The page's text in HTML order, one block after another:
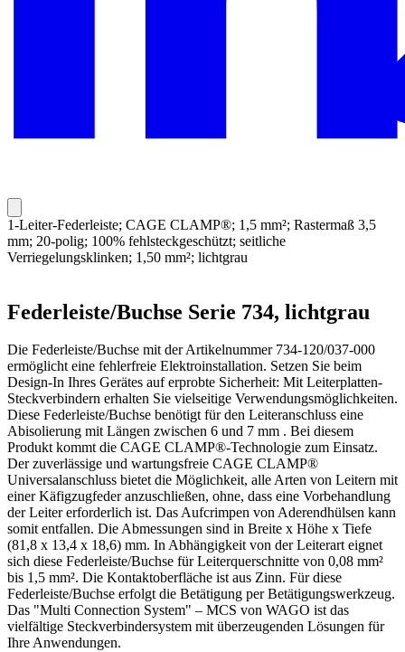
1-Leiter-Federleiste; CAGE CLAMP®; 1,5 mm²; Rastermaß 3,5
mm; 20-polig; 100% fehlsteckgeschützt; seitliche
Verriegelungsklinken; 1,50 mm²; lichtgrau
Federleiste/Buchse Serie 734, lichtgrau
Die Federleiste/Buchse mit der Artikelnummer 734-120/037-000
ermöglicht eine fehlerfreie Elektroinstallation. Setzen Sie beim
Design-In Ihres Gerätes auf erprobte Sicherheit: Mit Leiterplatten-
Steckverbindern erhalten Sie vielseitige Verwendungsmöglichkeiten.
Diese Federleiste/Buchse benötigt für den Leiteranschluss eine
Abisolierung mit Längen zwischen 6 und 7 mm . Bei diesem
Produkt kommt die CAGE CLAMP®-Technologie zum Einsatz.
Der zuverlässige und wartungsfreie CAGE CLAMP®
Universalanschluss bietet die Möglichkeit, alle Arten von Leitern mit
einer Käfigzugfeder anzuschließen, ohne, dass eine Vorbehandlung
der Leiter erforderlich ist. Das Aufcrimpen von Aderendhülsen kann
somit entfallen. Die Abmessungen sind in Breite x Höhe x Tiefe
(81,8 x 13,4 x 18,6) mm. In Abhängigkeit von der Leiterart eignet
sich diese Federleiste/Buchse für Leiterquerschnitte von 0,08 mm²
bis 1,5 mm². Die Kontaktoberfläche ist aus Zinn. Für diese
Federleiste/Buchse erfolgt die Betätigung per Betätigungswerkzeug.
Das "Multi Connection System" – MCS von WAGO ist das
vielfältige Steckverbindersystem mit überzeugenden Lösungen für
Ihre Anwendungen.